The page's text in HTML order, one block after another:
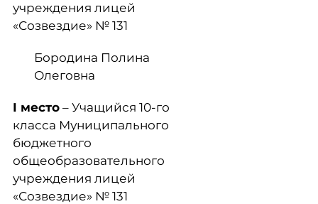
учреждения лицей
«Созвездие» № 131
Бородина Полина
Олеговна
I место – Учащийся 10-го
класса Муниципального
бюджетного
общеобразовательного
учреждения лицей
«Созвездие» № 131